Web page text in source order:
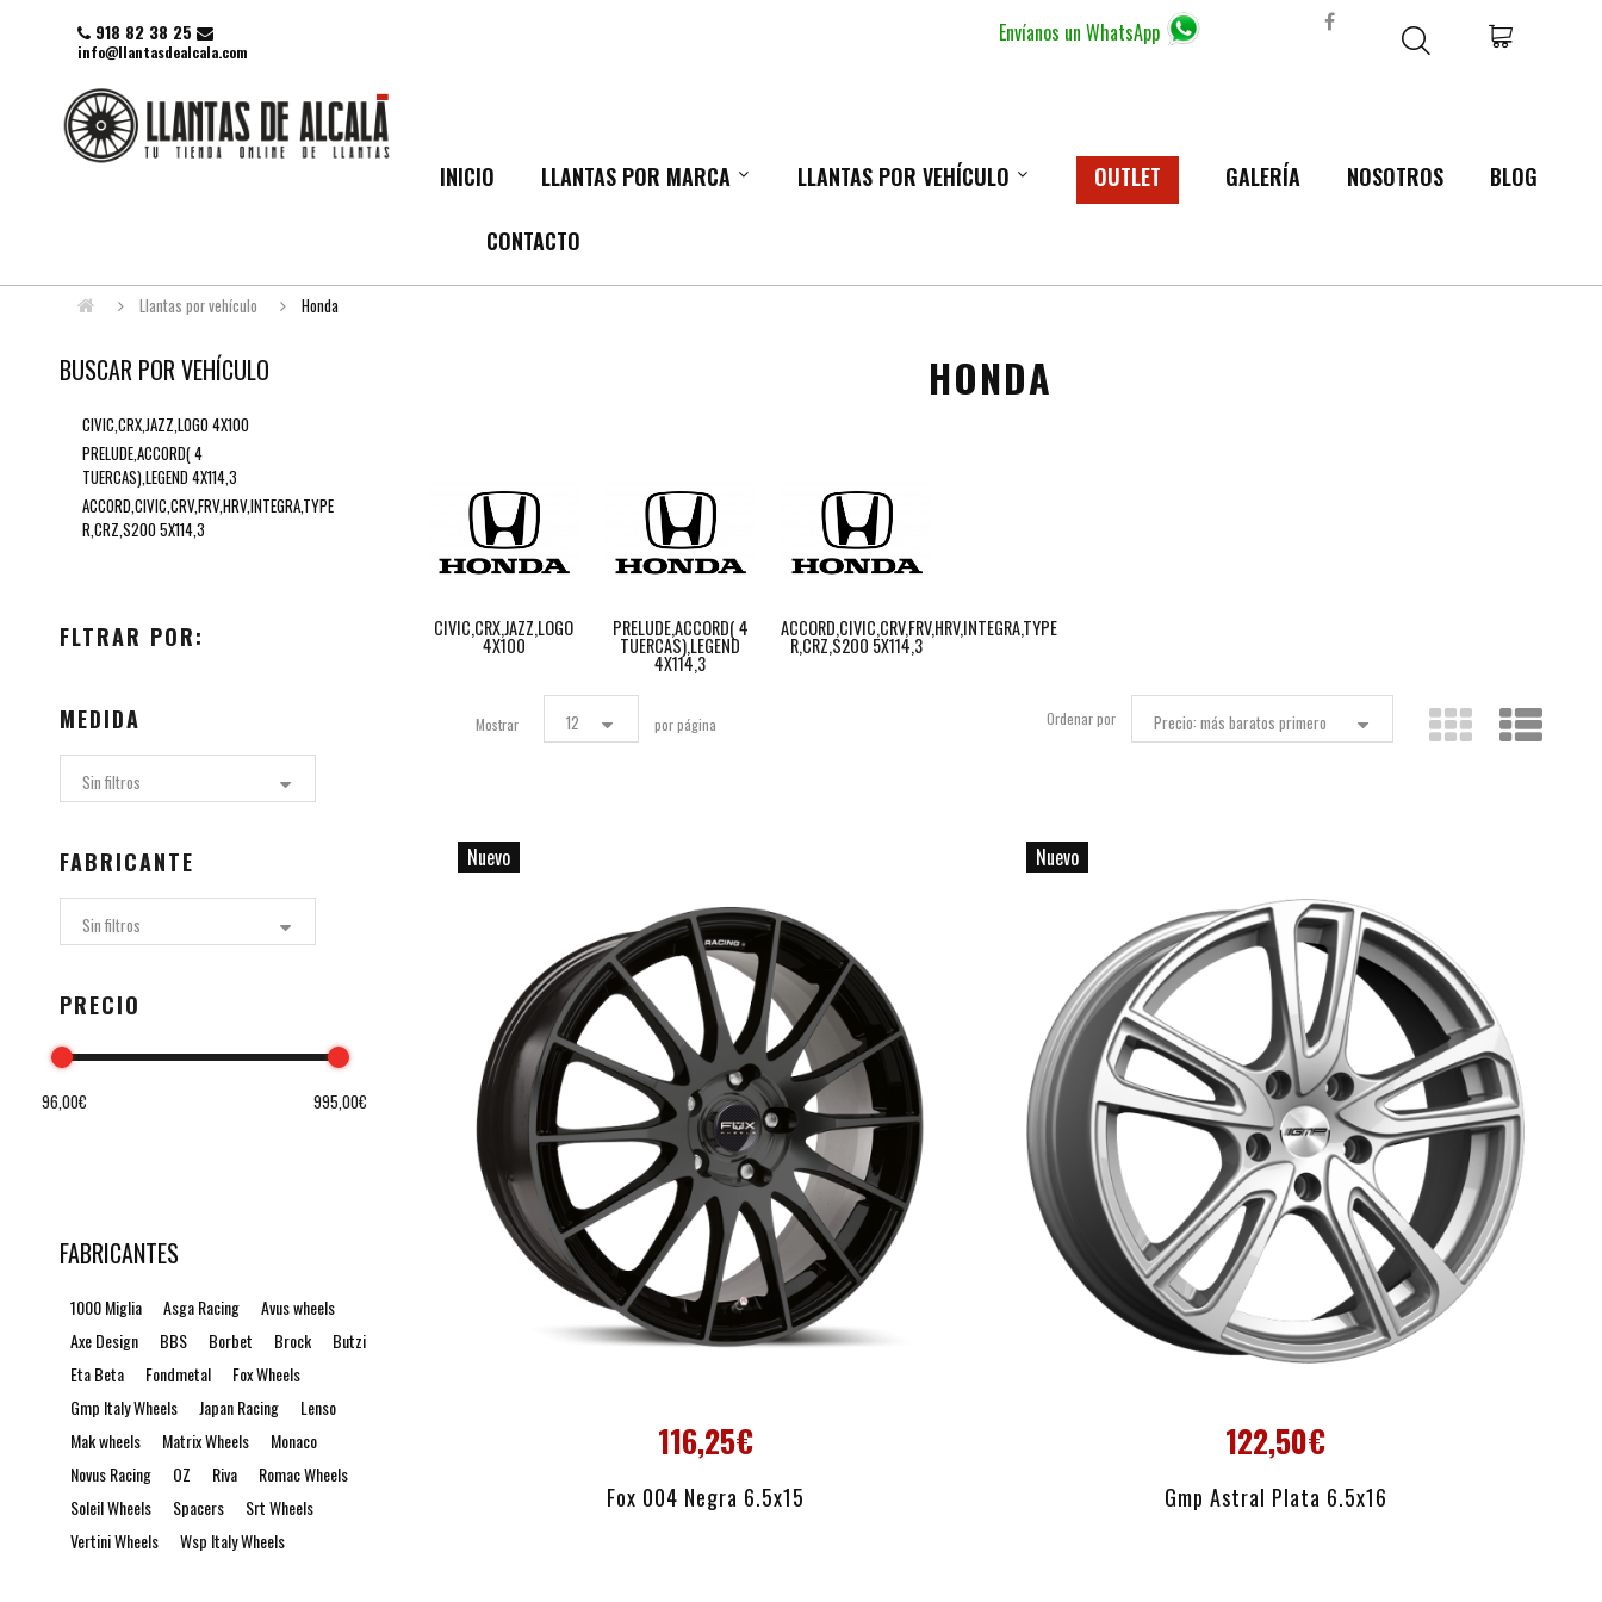
Envíanos un WhatsApp
918 82 38 25
info@llantasdealcala.com
INICIO LLANTAS POR MARCA LLANTAS POR VEHÍCULO OUTLET GALERÍA NOSOTROS BLOG
CONTACTO
Llantas por vehículo Honda
HONDA
CIVIC,CRX,JAZZ,LOGO
4X100
PRELUDE,ACCORD( 4
TUERCAS),LEGEND
4X114,3
ACCORD,CIVIC,CRV,FRV,HRV,INTEGRA,TYPE
R,CRZ,S200 5X114,3
Ordenar por Precio: más baratos primero
Mostrar 12 por página
Nuevo
116,25€
Fox 004 Negra 6.5x15
AÑADIR AL CARRITO
Nuevo
122,50€
Gmp Astral Plata 6.5x16
AÑADIR AL CARRITO
BUSCAR POR VEHÍCULO
CIVIC,CRX,JAZZ,LOGO 4X100
PRELUDE,ACCORD( 4
TUERCAS),LEGEND 4X114,3
ACCORD,CIVIC,CRV,FRV,HRV,INTEGRA,TYPE
R,CRZ,S200 5X114,3
FLTRAR POR:
MEDIDA
Sin filtros
FABRICANTE
Sin filtros
PRECIO
96,00€ 995,00€
FABRICANTES
1000 Miglia Asga Racing
Avus wheels
Axe Design
BBS Borbet Brock
Butzi
Eta Beta
Fondmetal
Fox Wheels
Gmp Italy Wheels
Japan Racing
Lenso
Mak wheels
Matrix Wheels
Monaco
Novus Racing
OZ Riva
Romac Wheels
Soleil Wheels
Spacers
Srt Wheels
Vertini Wheels
Wsp Italy Wheels